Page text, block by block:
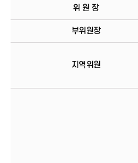
위 원 장
부위원장
지역위원